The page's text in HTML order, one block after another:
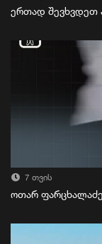
ერთად შევხვდეთ
7 თვის
ოთარ